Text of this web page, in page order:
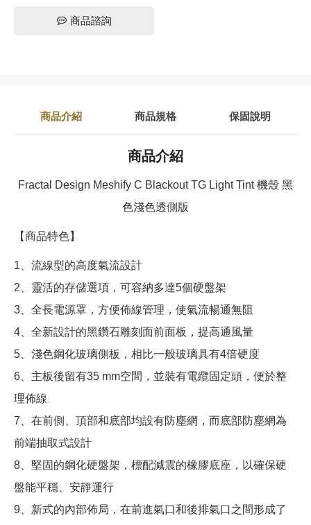
商品諮詢
商品介紹 商品規格 保固說明
商品介紹
Fractal Design Meshify C Blackout TG Light Tint 機殼 黑
色淺色透側版
【商品特色】
1、流線型的高度氣流設計
2、靈活的存儲選項，可容納多達5個硬盤架
3、全長電源罩，方便佈線管理，使氣流暢通無阻
4、全新設計的黑鑽石雕刻面前面板，提高通風量
5、淺色鋼化玻璃側板，相比一般玻璃具有4倍硬度
6、主板後留有35 mm空間，並裝有電纜固定頭，便於整
理佈線
7、在前側、頂部和底部均設有防塵網，而底部防塵網為
前端抽取式設計
8、堅固的鋼化硬盤架，標配減震的橡膠底座，以確保硬
盤能平穩、安靜運行
9、新式的內部佈局，在前進氣口和後排氣口之間形成了